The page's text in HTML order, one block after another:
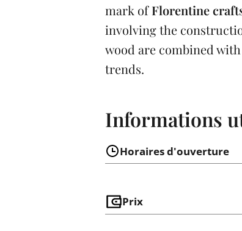
mark ofFlorentine
involving the
wood are combined
trends.
Informations
Horaires d'ouverture
Prix